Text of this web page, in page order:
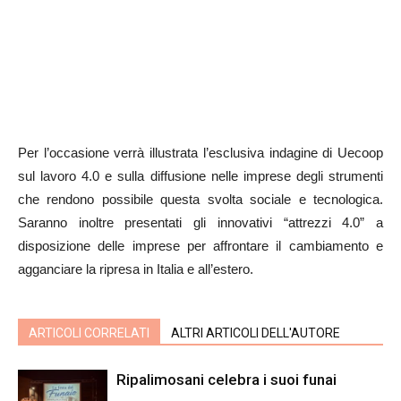
Per l’occasione verrà illustrata l’esclusiva indagine di Uecoop
sul lavoro 4.0 e sulla diffusione nelle imprese degli strumenti
che rendono possibile questa svolta sociale e tecnologica.
Saranno inoltre presentati gli innovativi “attrezzi 4.0” a
disposizione delle imprese per affrontare il cambiamento e
agganciare la ripresa in Italia e all’estero.
ARTICOLI CORRELATI ALTRI ARTICOLI DELL'AUTORE
Ripalimosani celebra i suoi funai